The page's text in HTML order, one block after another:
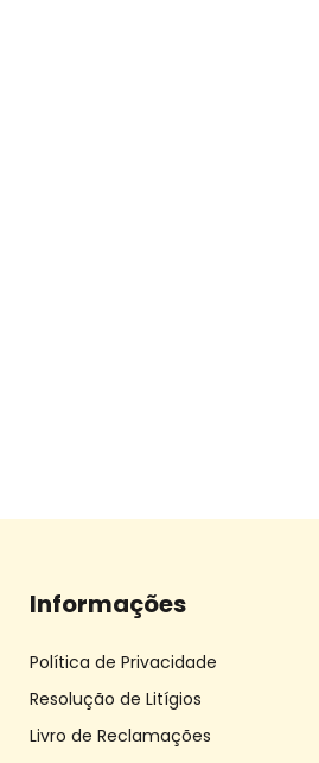
Informações
Política de Privacidade
Resolução de Litígios
Livro de Reclamações